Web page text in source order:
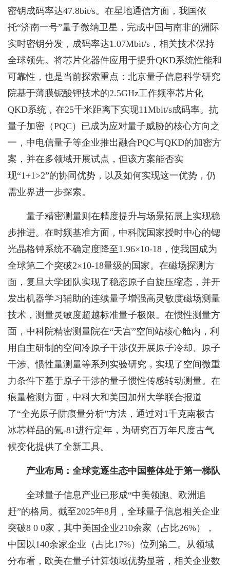
密钥成码率达47.8bit/s。在星地通信方面，我国依
托“济南一号”量子微纳卫星，完成中国与南非的洲际
实时密钥分发，成码率达1.07Mbit/s，相关技术保持
全球领先。将芯片化器件应用于提升QKD系统性能和
可靠性，也是当前探索重点：北京量子信息科学研究
院基于薄膜铌酸锂技术的2.5GHz工作频率芯片化
QKD系统，在25千米距离下实现11Mbit/s成码率。抗
量子加密（PQC）已成为应对量子威胁的核心方向之
一，中电信量子等企业推出融合PQC与QKD的加密方
案，并在多领域开展试点，但该方案能否实
现“1+1>2”的协同优势，以及如何实现这一优势，仍
需业界进一步探索。
量子精密测量则在精度提升与场景拓展上实现稳
步推进。在时频基准方面，中科院国家授时中心的锶
光晶格钟系统不确定度降至1.96×10-18，使我国成为
全球第二个突破2×10-18量级的国家。在磁场探测方
面，复旦大学团队实现了稳态原子自旋压缩态，并开
发出机器学习辅助的连续量子增强高灵敏度磁场测量
技术，测量灵敏度超越标准量子极限。在惯性测量方
面，中科院精密测量院在“天宫”空间站核心舱内，利
用自主研制的空间冷原子干涉仪开展原子冷却、原子
干涉、惯性量测量等系列实验研究，实现了空间微重
力条件下基于原子干涉的量子惯性传感转动测量。在
痕量检测方面，中科大和美国加州大学联合报道
了“全光原子阱痕量分析”方法，通过对1千克南极古
冰芯样品的氪-81进行定年，为研究百万年尺度古气
候变化提供了全新工具。
产业布局：全球竞逐生态中国整体处于第一梯队
全球量子信息产业已形成“中美领跑、欧洲追
赶”的格局。截至2025年8月，全球量子信息相关企业
突破8 0 0家，其中美国企业210余家（占比26%），
中国以140余家企业（占比17%）位列第二。从领域
分布看，欧美在量子计算领域优势显著，相关企业数